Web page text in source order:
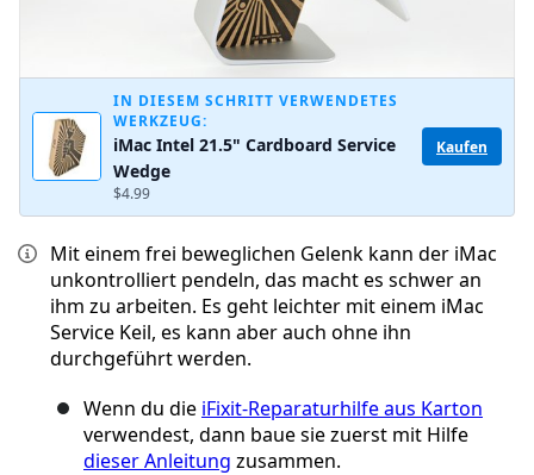
IN DIESEM SCHRITT VERWENDETES
WERKZEUG:
iMac Intel 21.5" Cardboard Service
Wedge
$4.99
Kaufen
Mit einem frei beweglichen Gelenk kann der iMac
unkontrolliert pendeln, das macht es schwer an
ihm zu arbeiten. Es geht leichter mit einem iMac
Service Keil, es kann aber auch ohne ihn
durchgeführt werden.
Wenn du die iFixit-Reparaturhilfe aus Karton
verwendest, dann baue sie zuerst mit Hilfe
dieser Anleitung zusammen.